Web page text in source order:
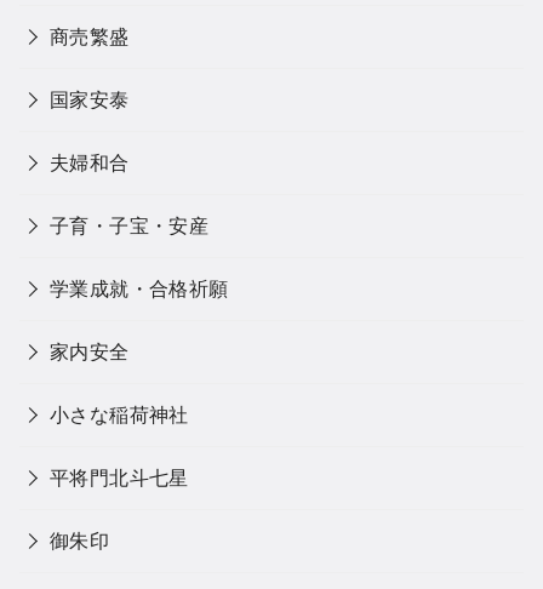
商売繁盛
国家安泰
夫婦和合
子育・子宝・安産
学業成就・合格祈願
家内安全
小さな稲荷神社
平将門北斗七星
御朱印